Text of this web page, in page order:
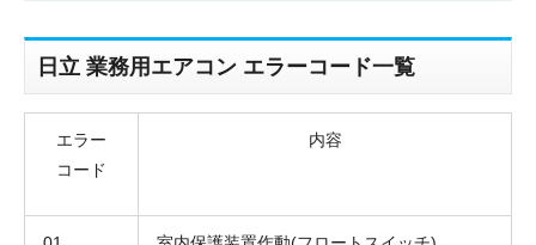
日立 業務用エアコン エラーコード一覧
エラー
コード
内容